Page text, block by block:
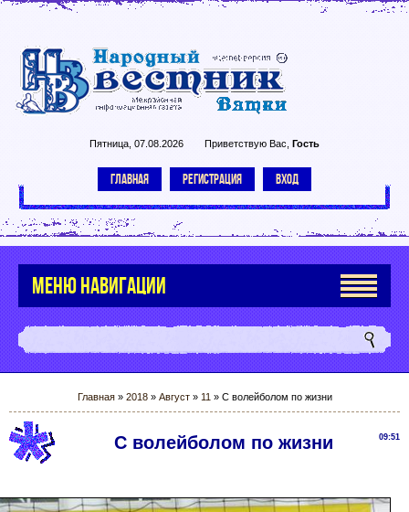
Пятница, 07.08.2026 Приветствую Вас Гость
ГЛАВНАЯ РЕГИСТРАЦИЯ ВХОД
МЕНЮ НАВИГАЦИИ
Главная» 2018 » Август » 11 » С волейболом по жизни
09:51
С волейболом по жизни